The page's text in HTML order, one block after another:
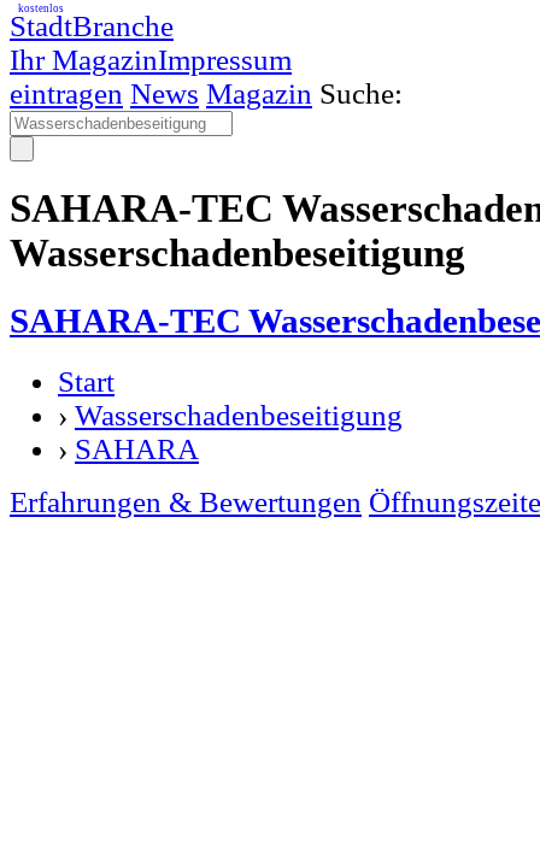
StadtBranche
Ihr MagazinImpressum
kostenlos
eintragen News Magazin Suche:
SAHARA-TEC
Wasserschadenbeseitigung
SAHARA-TEC
Start
› Wasserschadenbeseitigung
› SAHARA
Erfahrungen & Bewertungen